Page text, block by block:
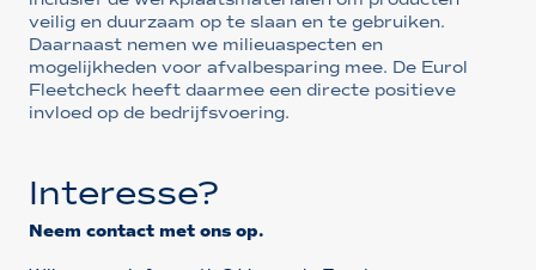
veilig en duurzaam op te slaan en te gebruiken.
Daarnaast nemen we milieuaspecten en
mogelijkheden voor afvalbesparing mee. De Eurol
Fleetcheck heeft daarmee een directe positieve
invloed op de bedrijfsvoering.
Interesse?
Neem contact met ons op.